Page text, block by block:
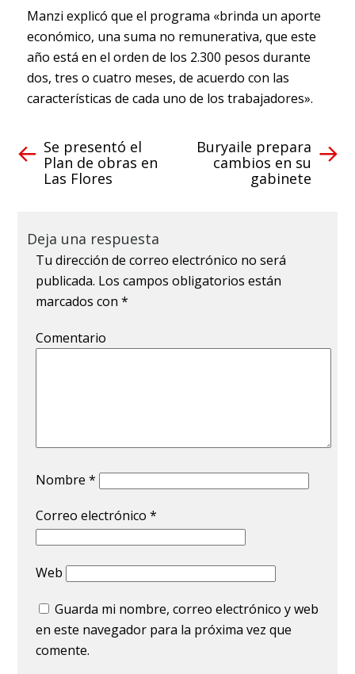
Manzi explicó que el programa «brinda un aporte
económico, una suma no remunerativa, que este
año está en el orden de los 2.300 pesos durante
dos, tres o cuatro meses, de acuerdo con las
características de cada uno de los trabajadores».
Se presentó el
Plan de obras en
Las Flores
Buryaile prepara
cambios en su
gabinete
Deja una respuesta
Tu dirección de correo electrónico no será
publicada. Los campos obligatorios están
marcados con*
Comentario
Nombre*
Correo electrónico*
Web
Guarda mi nombre, correo electrónico y web
en este navegador para la próxima vez que
comente.